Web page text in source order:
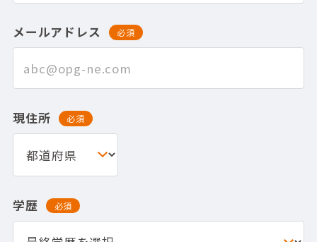
メールアドレス 必須
現住所 必須
学歴 必須